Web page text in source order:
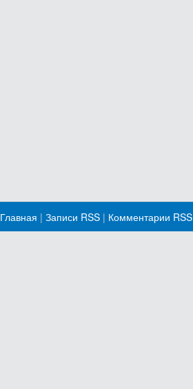
Главная | Записи RSS | Комментарии RSS